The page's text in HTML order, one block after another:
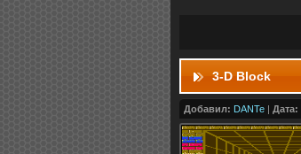
3-D Block
Добавил: DANTe | Дата: